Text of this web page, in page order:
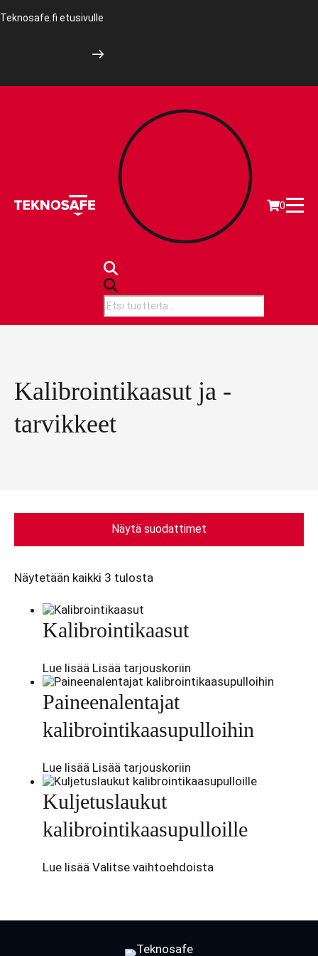
Teknosafe.fi etusivulle
search
0
Kalibrointikaasut ja -
tarvikkeet
Näytä suodattimet
Näytetään kaikki 3 tulosta
Kalibrointikaasut
Lue lisää Lisää tarjouskoriin
Paineenalentajat
kalibrointikaasupulloihin
Lue lisää Lisää tarjouskoriin
Kuljetuslaukut
kalibrointikaasupulloille
Lue lisää Valitse vaihtoehdoista
muunnelma.